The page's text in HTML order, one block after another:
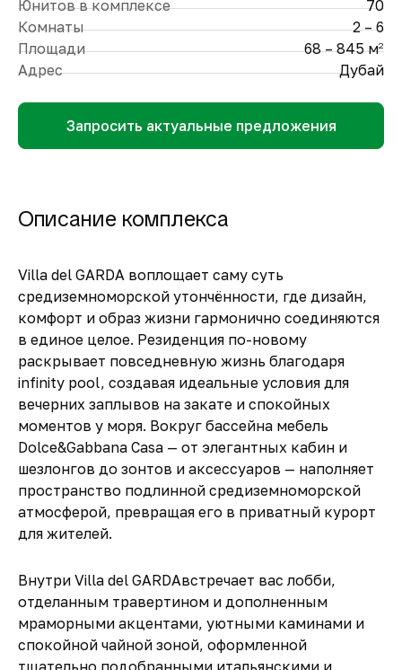
Юнитов в комплексе
70
Комнаты
2 – 6
Площади
68 – 845 м2
Адрес Дубай
Запросить актуальные предложения
Описание комплекса
Villa del GARDA воплощает саму суть
средиземноморской утончённости, где дизайн,
комфорт и образ жизни гармонично соединяются
в единое целое. Резиденция по-новому
раскрывает повседневную жизнь благодаря
infinity pool, создавая идеальные условия для
вечерних заплывов на закате и спокойных
моментов у моря. Вокруг бассейна мебель
Dolce&Gabbana Casa — от элегантных кабин и
шезлонгов до зонтов и аксессуаров — наполняет
пространство подлинной средиземноморской
атмосферой, превращая его в приватный курорт
для жителей.
Внутри Villa del GARDAвстречает вас лобби,
отделанным травертином и дополненным
мраморными акцентами, уютными каминами и
спокойной чайной зоной, оформленной
тщательно подобранными итальянскими и